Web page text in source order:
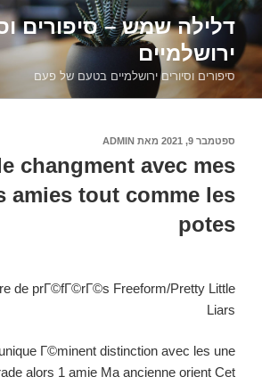
דילוג
לתוכןדלילה שמש – סיפורים
ירושלמיים
סיפורים וסיורים ירושלמיים בטעם של פעם
פורסם
ספטמבר 9, 2021 מאת ADMIN
changment avec mes
amies tout comme les
potes
de prГ©fГ©rГ©s Freeform/Pretty Little
Liars
Г©minent distinction avec les une
alors 1 amie Ma ancienne orient Cet